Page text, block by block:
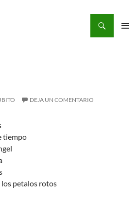
DEJA UN COMENTARIO
tiempo
petalos rotos